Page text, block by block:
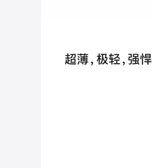
超薄，极轻， 强